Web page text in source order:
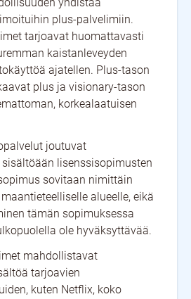
plus-palvelimiin.
tarjoavat huomattavasti
kaistanleveyden
ajatellen. Plus-tason
plus ja visionary-tason
korkealaatuisen
joutuvat
lisenssisopimusten
sovitaan nimittäin
alueelle, eikä
tämän sopimuksessa
ole hyväksyttävää.
mahdollistavat
tarjoavien
kuten Netflix, koko